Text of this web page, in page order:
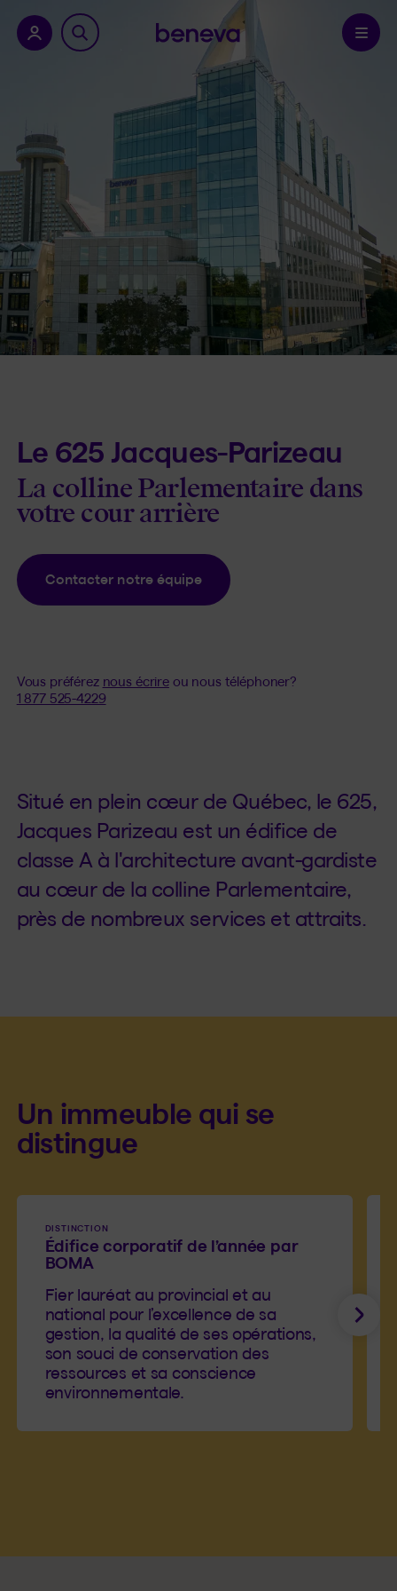
province.Confirmer
Le 625 Jacques-Parizeau
La colline Parlementaire dans
votre cour arrière
Contacter notre équipe
Vous préférez nous écrireou nous téléphoner?
1 877 525-4229
Situé en plein cœur de Québec, le 625,
Jacques Parizeau est un édifice de
classe A à l'architecture avant-gardiste
au cœur de la colline Parlementaire,
près de nombreux services et attraits.
Un immeuble qui se
distingue
DISTINCTION
Édifice corporatif de l’année par
BOMA
Fier lauréat au provincial et au
national pour l’excellence de sa
gestion, la qualité de ses opérations,
son souci de conservation des
ressources et sa conscience
environnementale.